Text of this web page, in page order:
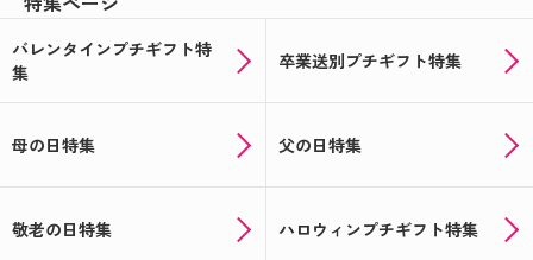
バレンタインプチギフト特
集
卒業送別プチギフト特集
母の日特集 父の日特集
敬老の日特集 ハロウィンプチギフト特集